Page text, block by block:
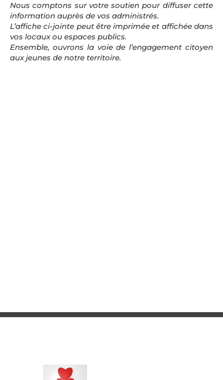
Nous comptons sur votre soutien pour diffuser cette
information auprès de vos administrés.
L’affiche ci-jointe peut être imprimée et affichée dans
vos locaux ou espaces publics.
Ensemble, ouvrons la voie de l’engagement citoyen
aux jeunes de notre territoire.